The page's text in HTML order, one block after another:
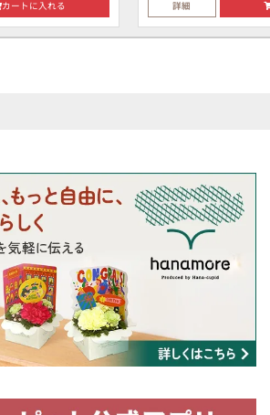
カートに入れる 詳細